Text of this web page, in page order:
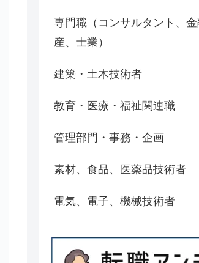
専門職（コンサルタント、
産、士業）
建築・土木技術者
教育・医療・福祉関連職
管理部門・事務・企画
素材、食品、医薬品技術者
電気、電子、機械技術者